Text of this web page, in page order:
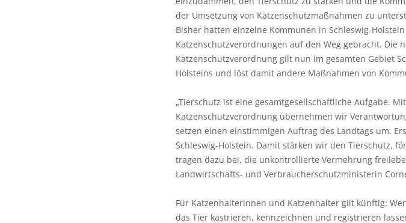
der Umsetzung von Katzenschutzmaßnahmen zu
Bisher hatten einzelne Kommunen in Schleswig-Holstein
Katzenschutzverordnungen auf den Weg gebracht. Die
Katzenschutzverordnung gilt nun im gesamten Gebiet
Holsteins und löst damit andere Maßnahmen von
„Tierschutz ist eine gesamtgesellschaftliche Aufgabe.
Katzenschutzverordnung übernehmen wir
setzen einen einstimmigen Auftrag des Landtags um.
Schleswig-Holstein. Damit stärken wir den Tierschutz,
tragen dazu bei, die unkontrollierte Vermehrung
Landwirtschafts- und Verbraucherschutzministerin
Für Katzenhalterinnen und Katzenhalter gilt künftig:
das Tier kastrieren, kennzeichnen und registrieren